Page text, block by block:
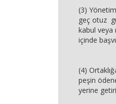
(3)
geç otuz
kabul veya
içinde
(4)
peşin
yerine